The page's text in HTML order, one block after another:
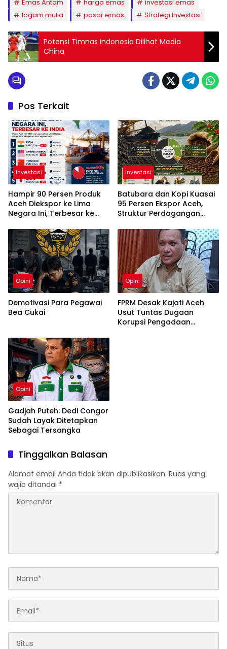
Emas Antam
harga emas
investasi emas
logam mulia
pasar emas Strategi Investasi
Potensi Timnas Indonesia Dilihat Media
China
Pos Terkait
Investasi
Hampir 90 Persen Produk
Aceh Diekspor ke Lima
Negara Ini, Terbesar ke
Investasi
Batubara dan Kopi Kuasai
95 Persen Ekspor Aceh,
Struktur Perdagangan
Komoditas
Opini
Demotivasi Para Pegawai
Bea Cukai
Opini
FPRM Desak Kajati Aceh
Usut Tuntas Dugaan
Korupsi Pengadaan
Opini
Gadjah Puteh: Dedi Congor
Sudah Layak Ditetapkan
Sebagai Tersangka
Tinggalkan Balasan
Alamat email Anda tidak akan dipublikasikan. Ruas yang
wajib ditandai *